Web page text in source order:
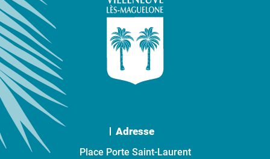
Adresse
Place Porte Saint-Laurent